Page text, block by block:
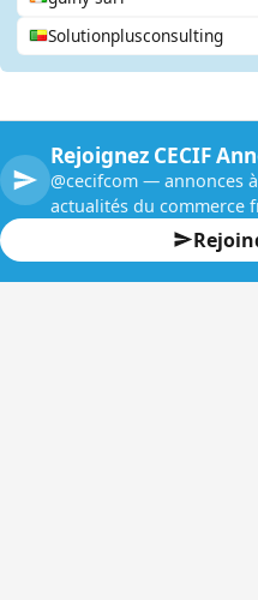
Solutionplusconsulting
Rejoignez CECIF
@cecifcom — annonces
actualités du commerce